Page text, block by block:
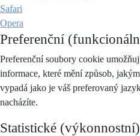
Safari
Opera
Preferenční
Preferenční soubory cookie
informace, které mění způsob,
vypadá jako je váš preferovaný
nacházíte.
Statistické (výkonnostní)